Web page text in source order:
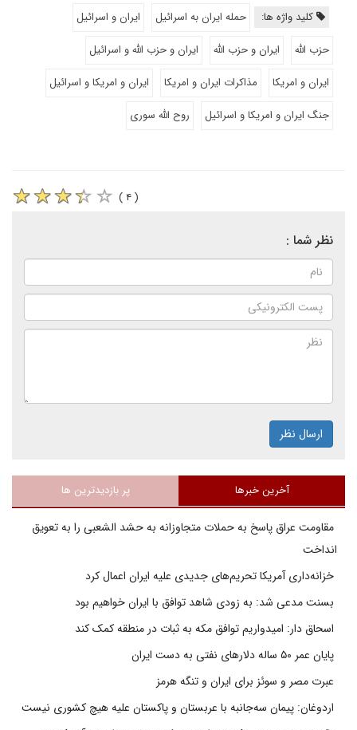
کلید واژه ها: حمله ایران به اسرائیل
ایران و اسرائیل
حزب الله
ایران و حزب الله
ایران و حزب الله و اسرائیل
ایران و امریکا
مذاکرات ایران و امریکا
ایران و امریکا و اسرائیل
جنگ ایران و امریکا و اسرائیل
روح الله سوری
( ۴ )
نظر شما :
ارسال نظر
آخرین خبرها پر بازدیدترین ها
مقاومت عراق پاسخ به حملات متجاوزانه به حشد الشعبی را به تعویق
انداخت
خزانه‌داری آمریکا تحریم‌های جدیدی علیه ایران اعمال کرد
بسنت مدعی شد: به زودی شاهد توافق با ایران خواهیم بود
اسحاق دار: امیدواریم توافق مکه به ثبات در منطقه کمک کند
پایان عمر ۵۰ ساله دلارهای نفتی به دست ایران
عبرت مصر و سوئز برای ایران و تنگه هرمز
اردوغان: پیمان سه‌جانبه با عربستان و پاکستان علیه هیچ کشوری نیست